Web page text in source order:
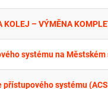
systému na
přístupového systému